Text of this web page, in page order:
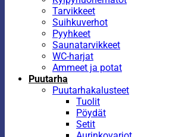
Tarvikkeet
Suihkuverhot
Pyyhkeet
Saunatarvikkeet
WC-harjat
Ammeet ja potat
Puutarha
Puutarhakalusteet
Tuolit
Pöydät
Setit